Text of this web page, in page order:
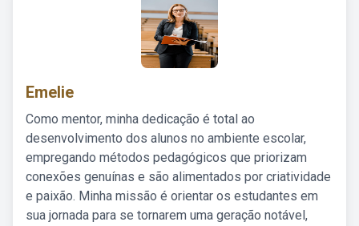
Emelie
Como mentor, minha dedicação é total ao
desenvolvimento dos alunos no ambiente escolar,
empregando métodos pedagógicos que priorizam
conexões genuínas e são alimentados por criatividade
e paixão. Minha missão é orientar os estudantes em
sua jornada para se tornarem uma geração notável,